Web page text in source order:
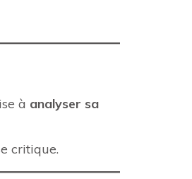
à analyser sa
critique.